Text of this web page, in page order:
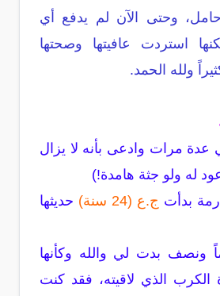
وحتى الآن لم يدفع أي
استردت عافيتها وصحتها
ولله الحمد.
عدة مرات وادعى بأنه لا يزال
له ولو جثة هامدة!)
بدأت ج.ع (24 سنة)
حديثها
بدت لي والله وكأنها
الذي لاقيته، فقد كنت